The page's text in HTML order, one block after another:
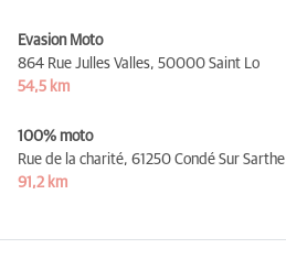
Evasion Moto
864 Rue Julles Valles, 50000 Saint Lo
54,5 km
100% moto
Rue de la charité, 61250 Condé Sur Sarthe
91,2 km